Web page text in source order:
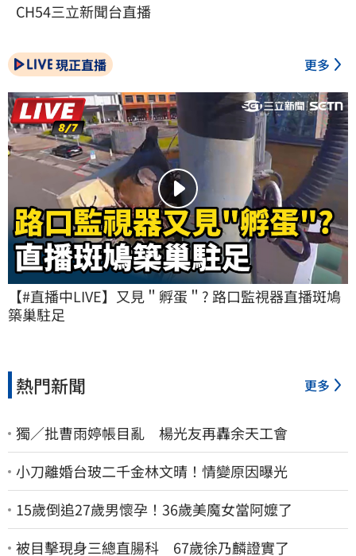
CH54三立新聞台直播
現正直播 更多
【#直播中LIVE】又見＂孵蛋＂? 路口監視器直播斑鳩
築巢駐足
熱門新聞 更多
獨／批曹雨婷帳目亂 楊光友再轟余天工會
小刀離婚台玻二千金林文晴！情變原因曝光
15歲倒追27歲男懷孕！36歲美魔女當阿嬤了
被目擊現身三總直腸科 67歲徐乃麟證實了